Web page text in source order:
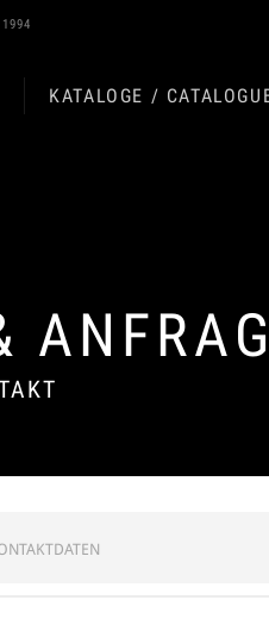
KATALOGE /